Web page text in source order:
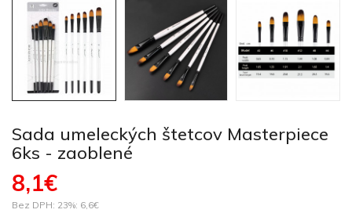
Sada umeleckých štetcov Masterpiece
6ks - zaoblené
8,1€
Bez DPH: 23%: 6,6€